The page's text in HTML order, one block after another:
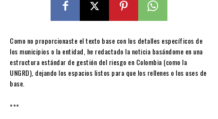
Como no proporcionaste el texto base con los detalles específicos de
los municipios o la entidad, he redactado la noticia basándome en una
estructura estándar de gestión del riesgo en Colombia (como la
UNGRD), dejando los espacios listos para que los rellenes o los uses de
base.
***